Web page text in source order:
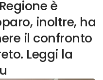
è
inoltre, ha
il confronto
Leggi la